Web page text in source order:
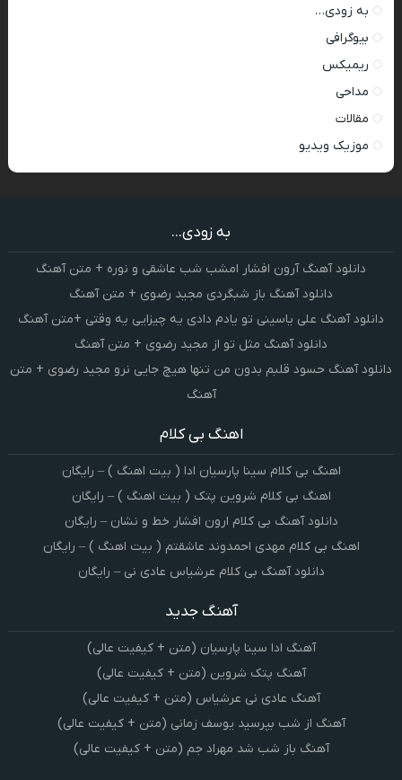
به زودی…
بیوگرافی
ریمیکس
مداحی
مقالات
موزیک ویدیو
به زودی...
دانلود آهنگ آرون افشار امشب شب عاشقی و نوره + متن آهنگ
دانلود آهنگ باز شبگردی مجید رضوی + متن آهنگ
دانلود آهنگ علی یاسینی تو یادم دادی یه چیزایی یه وقتی +متن آهنگ
دانلود آهنگ مثل تو از مجید رضوی + متن آهنگ
دانلود آهنگ حسود قلبم بدون من تنها هیچ جایی نرو مجید رضوی + متن
آهنگ
اهنگ بی کلام
اهنگ بی کلام سینا پارسیان ادا ( بیت اهنگ ) – رایگان
اهنگ بی کلام شروین پتک ( بیت اهنگ ) – رایگان
دانلود آهنگ بی کلام ارون افشار خط و نشان – رایگان
اهنگ بی کلام مهدی احمدوند عاشقتم ( بیت اهنگ ) – رایگان
دانلود آهنگ بی کلام عرشیاس عادی نی – رایگان
آهنگ جدید
آهنگ ادا سینا پارسیان (متن + کیفیت عالی)
آهنگ پتک شروین (متن + کیفیت عالی)
آهنگ عادی نی عرشیاس (متن + کیفیت عالی)
آهنگ از شب بپرسید یوسف زمانی (متن + کیفیت عالی)
آهنگ باز شب شد مهراد جم (متن + کیفیت عالی)